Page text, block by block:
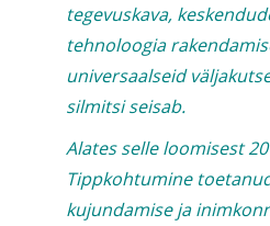
tegevuskava,
tehnoloogia
universaalseid
silmitsi seisab.
Alates selle loomisest
Tippkohtumine
kujundamise ja